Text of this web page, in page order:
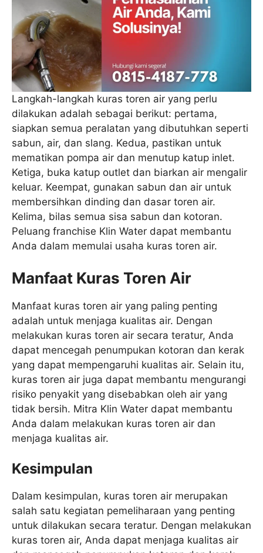
Langkah-langkah kuras toren air yang perlu
dilakukan adalah sebagai berikut: pertama,
siapkan semua peralatan yang dibutuhkan seperti
sabun, air, dan slang. Kedua, pastikan untuk
mematikan pompa air dan menutup katup inlet.
Ketiga, buka katup outlet dan biarkan air mengalir
keluar. Keempat, gunakan sabun dan air untuk
membersihkan dinding dan dasar toren air.
Kelima, bilas semua sisa sabun dan kotoran.
Peluang franchise Klin Water dapat membantu
Anda dalam memulai usaha kuras toren air.
Manfaat Kuras Toren Air
Manfaat kuras toren air yang paling penting
adalah untuk menjaga kualitas air. Dengan
melakukan kuras toren air secara teratur, Anda
dapat mencegah penumpukan kotoran dan kerak
yang dapat mempengaruhi kualitas air. Selain itu,
kuras toren air juga dapat membantu mengurangi
risiko penyakit yang disebabkan oleh air yang
tidak bersih. Mitra Klin Water dapat membantu
Anda dalam melakukan kuras toren air dan
menjaga kualitas air.
Kesimpulan
Dalam kesimpulan, kuras toren air merupakan
salah satu kegiatan pemeliharaan yang penting
untuk dilakukan secara teratur. Dengan melakukan
kuras toren air, Anda dapat menjaga kualitas air